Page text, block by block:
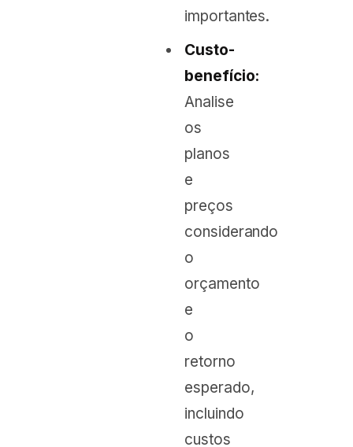
importantes.
Custo-
benefício:
Analise
os
planos
e
preços
considerando
o
orçamento
e
o
retorno
esperado,
incluindo
custos